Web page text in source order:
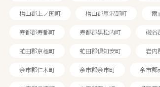
檜山郡上ノ国町 檜山郡厚沢部町 爾
寿都郡寿都町 寿都郡黒松内町 磯谷
虻田郡京極町 虻田郡倶知安町 岩内
余市郡仁木町 余市郡余市町 余市郡